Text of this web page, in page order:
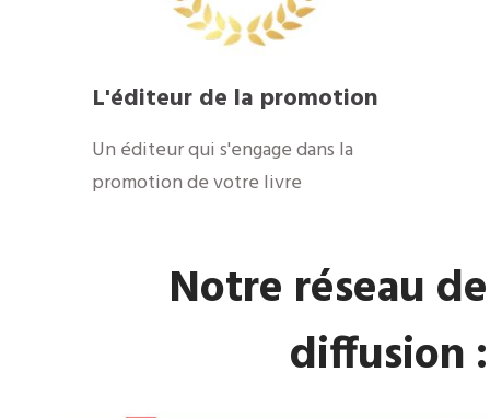
L'éditeur de la promotion
Un éditeur qui s'engage dans la
promotion de votre livre
Notre réseau de
diffusion :